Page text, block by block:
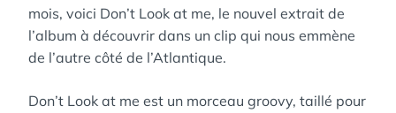
mois, voici Don’t Look at me, le nouvel extrait de
l’album à découvrir dans un clip qui nous emmène
de l’autre côté de l’Atlantique.
Don’t Look at me est un morceau groovy, taillé pour